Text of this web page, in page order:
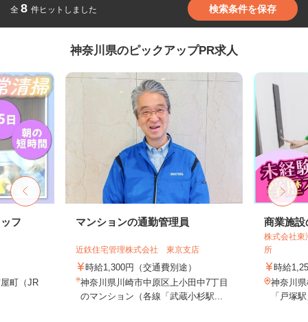
全 8 件ヒットしました 検索条件を保存
神奈川県のピックアップPR求人
フ
町（JR
マンションの通勤管理員
近鉄住宅管理株式会社 東京支店
時給1,300円（交通費別途）
神奈川県川崎市中原区上小田中7丁目
のマンション（各線「武蔵小杉駅...
商業施設
株式会社
所
時給
神奈川
「戸塚